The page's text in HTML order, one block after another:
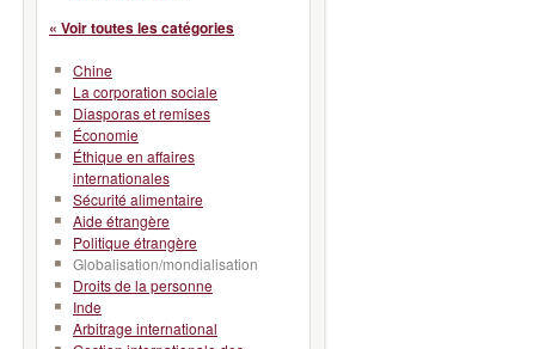
« Voir toutes les catégories
Chine
La corporation sociale
Diasporas et remises
Économie
Éthique en affaires
internationales
Sécurité alimentaire
Aide étrangère
Politique étrangère
Globalisation/mondialisation
Droits de la personne
Inde
Arbitrage international